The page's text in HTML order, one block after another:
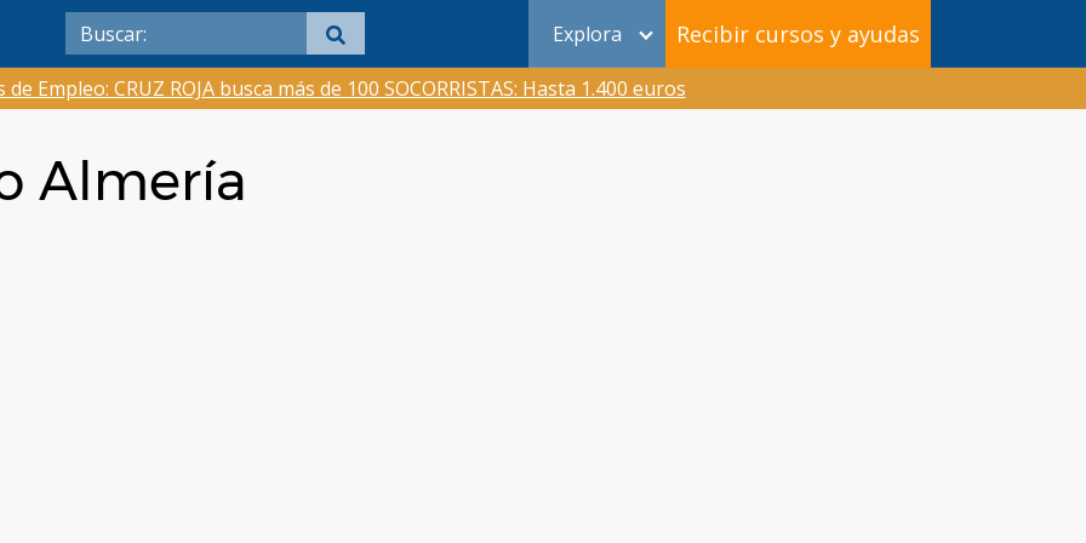
Explora Recibir cursos y ayudas
Empleo: CRUZ ROJA busca más de 100 SOCORRISTAS: Hasta 1.400 euros
Almería